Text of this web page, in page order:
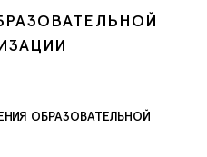
ОБРАЗОВАТЕЛЬНОЙ